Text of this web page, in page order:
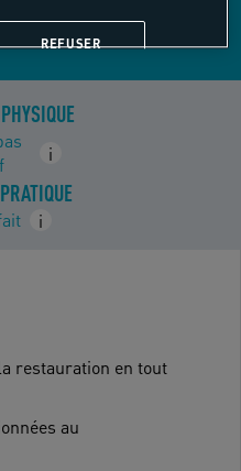
i
i
restauration en tout
au
REFUSER